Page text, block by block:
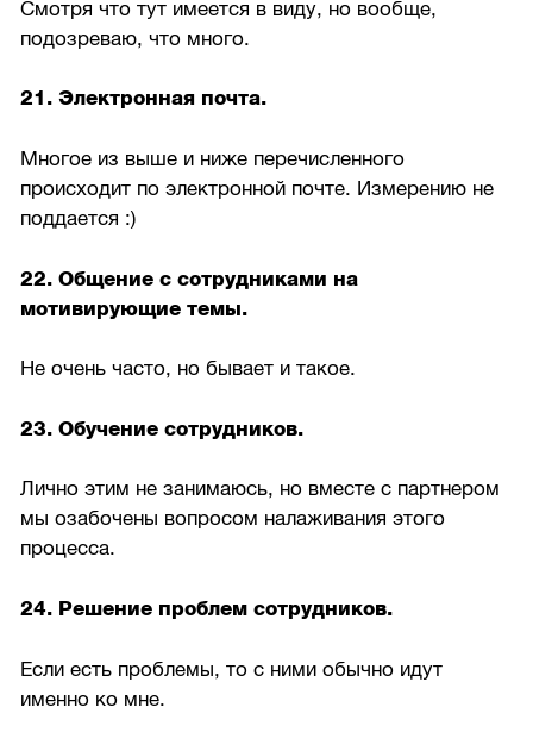
Смотря что тут имеется в виду, но вообще,
подозреваю, что много.
21. Электронная почта.
Многое из выше и ниже перечисленного
происходит по электронной почте. Измерению не
поддается :)
22. Общение с сотрудниками на
мотивирующие темы.
Не очень часто, но бывает и такое.
23. Обучение сотрудников.
Лично этим не занимаюсь, но вместе с партнером
мы озабочены вопросом налаживания этого
процесса.
24. Решение проблем сотрудников.
Если есть проблемы, то с ними обычно идут
именно ко мне.